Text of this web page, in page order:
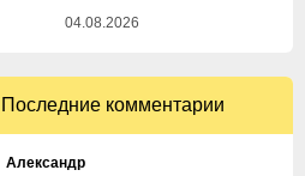
04.08.2026
Последние комментарии
Александр